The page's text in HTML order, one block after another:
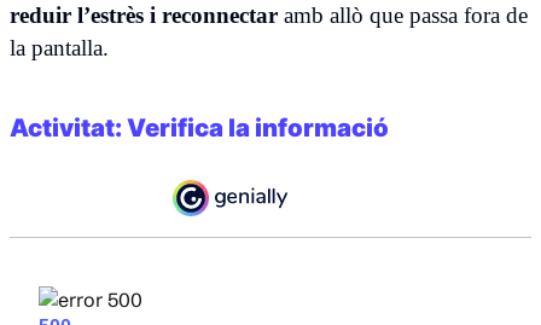
reduir l’estrès i reconnectar amb allò que passa fora de
la pantalla.
Activitat: Verifica la informació